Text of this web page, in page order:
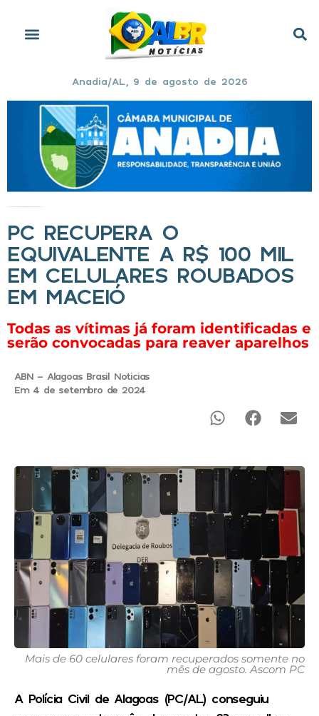
Anadia/AL, 9 de agosto de 2026
PC RECUPERA O
EQUIVALENTE A R$ 100 MIL
EM CELULARES ROUBADOS
EM MACEIÓ
Todas as vítimas já foram identificadas e
serão convocadas para reaver aparelhos
ABN - Alagoas Brasil Noticias
Em 4 de setembro de 2024
Mais de 60 celulares foram recuperados somente no
mês de agosto. Ascom PC
A Polícia Civil de Alagoas (PC/AL) conseguiu